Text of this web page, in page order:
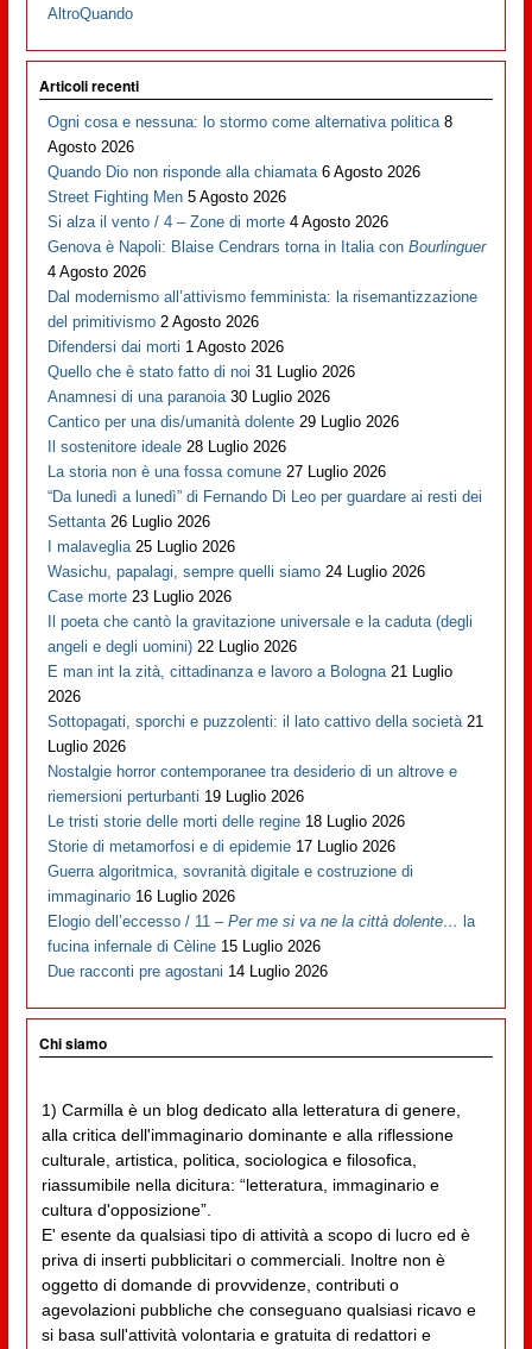
AltroQuando
Articoli recenti
Ogni cosa e nessuna: lo stormo come alternativa politica 8
Agosto 2026
Quando Dio non risponde alla chiamata 6 Agosto 2026
Street Fighting Men 5 Agosto 2026
Si alza il vento / 4 – Zone di morte 4 Agosto 2026
Genova è Napoli: Blaise Cendrars torna in Italia conBourlinguer
4 Agosto 2026
Dal modernismo all’attivismo femminista: la risemantizzazione
del primitivismo 2 Agosto 2026
Difendersi dai morti 1 Agosto 2026
Quello che è stato fatto di noi 31 Luglio 2026
Anamnesi di una paranoia 30 Luglio 2026
Cantico per una dis/umanità dolente 29 Luglio 2026
Il sostenitore ideale 28 Luglio 2026
La storia non è una fossa comune 27 Luglio 2026
“Da lunedì a lunedì” di Fernando Di Leo per guardare ai resti dei
Settanta 26 Luglio 2026
I malaveglia 25 Luglio 2026
Wasichu, papalagi, sempre quelli siamo 24 Luglio 2026
Case morte 23 Luglio 2026
Il poeta che cantò la gravitazione universale e la caduta (degli
angeli e degli uomini) 22 Luglio 2026
E man int la zità, cittadinanza e lavoro a Bologna 21 Luglio
2026
Sottopagati, sporchi e puzzolenti: il lato cattivo della società 21
Luglio 2026
Nostalgie horror contemporanee tra desiderio di un altrove e
riemersioni perturbanti 19 Luglio 2026
Le tristi storie delle morti delle regine 18 Luglio 2026
Storie di metamorfosi e di epidemie 17 Luglio 2026
Guerra algoritmica, sovranità digitale e costruzione di
immaginario 16 Luglio 2026
Elogio dell’eccesso / 11 –Per me si va ne la città dolente… la
fucina infernale di Cèline 15 Luglio 2026
Due racconti pre agostani 14 Luglio 2026
Chi siamo
1) Carmilla è un blog dedicato alla letteratura di genere,
alla critica dell'immaginario dominante e alla riflessione
culturale, artistica, politica, sociologica e filosofica,
riassumibile nella dicitura: “letteratura, immaginario e
cultura d'opposizione”.
E' esente da qualsiasi tipo di attività a scopo di lucro ed è
priva di inserti pubblicitari o commerciali. Inoltre non è
oggetto di domande di provvidenze, contributi o
agevolazioni pubbliche che conseguano qualsiasi ricavo e
si basa sull'attività volontaria e gratuita di redattori e